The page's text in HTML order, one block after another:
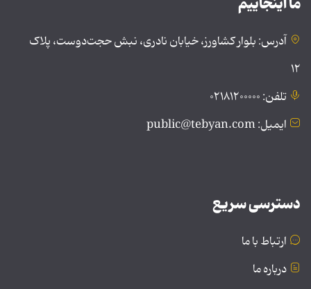
آدرس: بلوار کشاورز، خیابان نادری، نبش حجت‌دوست، پلاک
۱۲
تلفن: ۰۲۱۸۱۲۰۰۰۰۰
ایمیل: public@tebyan.com
دسترسی سریع
ارتباط با ما
درباره ما